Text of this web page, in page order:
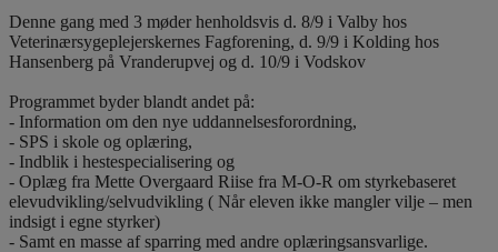
Denne gang med 3 møder henholdsvis d. 8/9 i Valby hos
Veterinærsygeplejerskernes Fagforening, d. 9/9 i Kolding hos
Hansenberg på Vranderupvej og d. 10/9 i Vodskov
Programmet byder blandt andet på:
- Information om den nye uddannelsesforordning,
- SPS i skole og oplæring,
- Indblik i hestespecialisering og
- Oplæg fra Mette Overgaard Riise fra M-O-R om styrkebaseret
elevudvikling/selvudvikling ( Når eleven ikke mangler vilje – men
indsigt i egne styrker)
- Samt en masse af sparring med andre oplæringsansvarlige.